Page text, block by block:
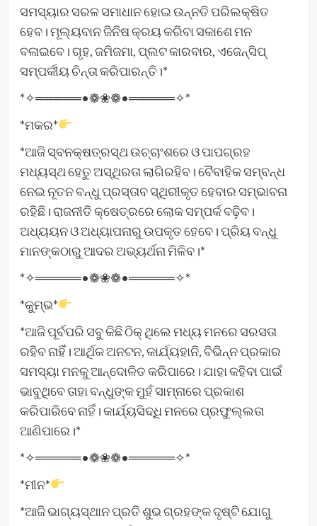
ସମସ୍ୟାର ସରଳ ସମାଧାନ ହୋଇ ଉନ୍ନତି ପରିଲକ୍ଷିତ
ହେବ। ମୂଲ୍ୟବାନ ଜିନିଷ କ୍ରୟ କରିବା ସକାଶେ ମନ
ବଳାଇବେ। ଗୃହ, ଜମିଜମା, ପ୍ଲଟ କାରବାର, ଏଜେନ୍ସିପ୍‌
ସମ୍ପର୍କୀୟ ଚିନ୍ତା କରିପାରନ୍ତି।*
*✧═════•❁❀❁•═════✧*
*ମକର*
*ଆଜି ସ୍ବନକ୍ଷତ୍ରସ୍ଥ ଉଚ୍ଚାଂଶରେ ଓ ପାପଗ୍ରହ
ମଧ୍ୟସ୍ଥ ହେତୁ ଅସ୍ଥିରତା ଲାଗିରହିବ। ବୈବାହିକ ସମ୍ବନ୍ଧ
ନେଇ ନୂତନ ବନ୍ଧୁ ପ୍ରସ୍ତାବ ସ୍ଥିରୀକୃତ ହେବାର ସମ୍ଭାବନା
ରହିଛି। ରାଜନୀତି କ୍ଷେତ୍ରରେ ଲୋକ ସମ୍ପର୍କ ବଢ଼ିବ।
ଅଧ୍ୟୟନ ଓ ଅଧ୍ୟାପନାରୁ ଉପକୃତ ହେବେ। ପ୍ରିୟ ବନ୍ଧୁ
ମାନଙ୍କଠାରୁ ଆଦର ଅଭ୍ୟର୍ଥନା ମିଳିବ।*
*✧═════•❁❀❁•═════✧*
*କୁମ୍ଭ*
*ଆଜି ପୂର୍ବପରି ସବୁ କିଛି ଠିକ୍‌ ଥିଲେ ମଧ୍ୟ ମନରେ ସରସତା
ରହିବ ନାହିଁ। ଆର୍ଥିକ ଅନଟନ, କାର୍ଯ୍ୟହାନି, ବିଭିନ୍ନ ପ୍ରକାର
ସମସ୍ୟା ମନକୁ ଆନ୍ଦୋଳିତ କରିପାରେ। ଯାହା କହିବା ପାଇଁ
ଭାବୁଥିବେ ତାହା ବନ୍ଧୁଙ୍କ ମୁହଁ ସାମ୍ନାରେ ପ୍ରକାଶ
କରିପାରିବେ ନାହିଁ। କାର୍ଯ୍ୟସିଦ୍ଧି ମନରେ ପ୍ରଫୁଲ୍ଲତା
ଆଣିପାରେ।*
*✧═════•❁❀❁•═════✧*
*ମୀନ*
*ଆଜି ଭାଗ୍ୟସ୍ଥାନ ପ୍ରତି ଶୁଭ ଗ୍ରହଙ୍କ ଦୃଷ୍ଟି ଯୋଗୁ